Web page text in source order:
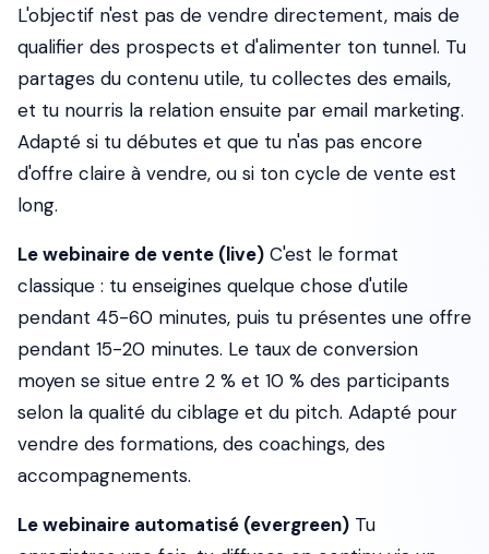
L'objectif n'est pas de vendre directement, mais de
qualifier des prospects et d'alimenter ton tunnel. Tu
partages du contenu utile, tu collectes des emails,
et tu nourris la relation ensuite par email marketing.
Adapté si tu débutes et que tu n'as pas encore
d'offre claire à vendre, ou si ton cycle de vente est
long.
Le webinaire de vente (live) C'est le format
classique : tu enseigines quelque chose d'utile
pendant 45-60 minutes, puis tu présentes une offre
pendant 15-20 minutes. Le taux de conversion
moyen se situe entre 2 % et 10 % des participants
selon la qualité du ciblage et du pitch. Adapté pour
vendre des formations, des coachings, des
accompagnements.
Le webinaire automatisé (evergreen) Tu